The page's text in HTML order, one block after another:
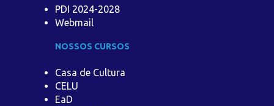
PDI 2024-2028
Webmail
NOSSOS CURSOS
Casa de Cultura
CELU
EaD